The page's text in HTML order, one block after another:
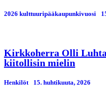
2026 kulttuuripääkaupunkivuosi
Kirkkoherra Olli
kiitollisin mielin
Henkilöt 15. huhtikuuta, 2026